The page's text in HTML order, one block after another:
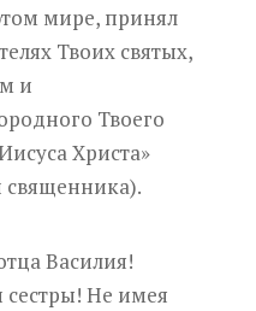
мире, принял
Твоих святых,
и
Твоего
Христа»
священника).
Василия!
сестры! Не имея